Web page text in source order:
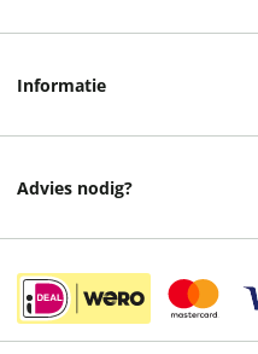
Retourneren
Veelgestelde vragen
Informatie
Cadeaukaart
Advies nodig?
Instagram